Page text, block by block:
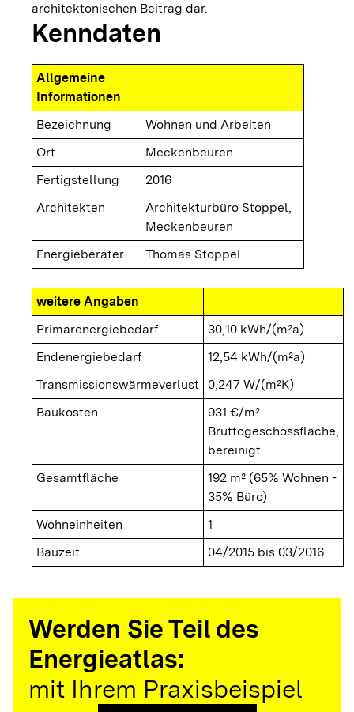
architektonischen Beitrag dar.
Kenndaten
Allgemeine
Informationen
Bezeichnung
Wohnen und Arbeiten
Ort
Meckenbeuren
Fertigstellung
2016
Architekten
Architekturbüro Stoppel,
Meckenbeuren
Energieberater
Thomas Stoppel
weitere Angaben
Primärenergiebedarf
30,10 kWh/(m²a)
Endenergiebedarf
12,54 kWh/(m²a)
Transmissionswärmeverlust
0,247 W/(m²K)
Baukosten
931 €/m²
Bruttogeschossfläche,
bereinigt
Gesamtfläche
192 m² (65% Wohnen -
35% Büro)
Wohneinheiten
1
Bauzeit
04/2015 bis 03/2016
Werden Sie Teil des
Energieatlas:
mit Ihrem Praxisbeispiel